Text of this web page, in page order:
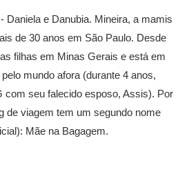
Daniela e Danubia. Mineira, a mamis
de 30 anos em São Paulo. Desde
filhas em Minas Gerais e está em
mundo afora (durante 4 anos,
com seu falecido esposo, Assis). Por
de viagem tem um segundo nome
Mãe na Bagagem.